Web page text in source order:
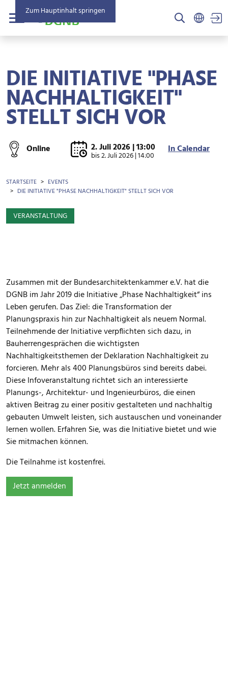
Zum Hauptinhalt springen
Menü
DIE INITIATIVE "PHASE
NACHHALTIGKEIT"
STELLT SICH VOR
Online 2. Juli 2026 | 13:00
bis2. Juli 2026 | 14:00 In Calendar
BROTKRÜMEL
STARTSEITE
EVENTS
DIE INITIATIVE "PHASE NACHHALTIGKEIT" STELLT SICH VOR
VERANSTALTUNG
Zusammen mit der Bundesarchitektenkammer e.V. hat die
DGNB im Jahr 2019 die Initiative „Phase Nachhaltigkeit“ ins
Leben gerufen. Das Ziel: die Transformation der
Planungspraxis hin zur Nachhaltigkeit als neuem Normal.
Teilnehmende der Initiative verpflichten sich dazu, in
Bauherrengesprächen die wichtigsten
Nachhaltigkeitsthemen der Deklaration Nachhaltigkeit zu
forcieren. Mehr als 400 Planungsbüros sind bereits dabei.
Diese Infoveranstaltung richtet sich an interessierte
Planungs-, Architektur- und Ingenieurbüros, die einen
aktiven Beitrag zu einer positiv gestalteten und nachhaltig
gebauten Umwelt leisten, sich austauschen und voneinander
lernen wollen. Erfahren Sie, was die Initiative bietet und wie
Sie mitmachen können.
Die Teilnahme ist kostenfrei.
Jetzt anmelden